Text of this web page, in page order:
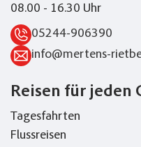
08.00 - 16.30 Uhr
05244-906390
info@mertens-
Reisen für jeden
Tagesfahrten
Flussreisen